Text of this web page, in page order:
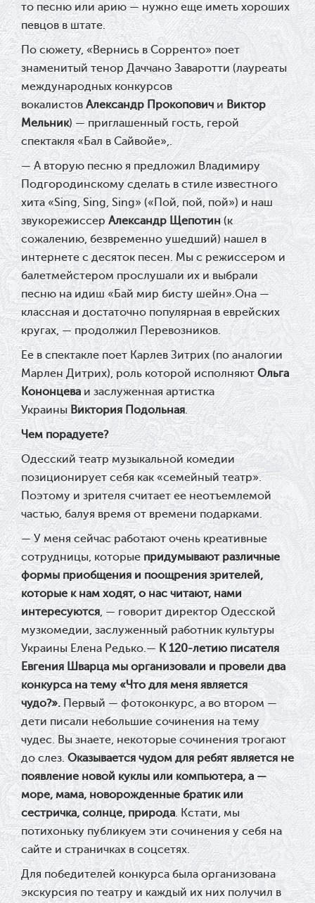
то песню или арию — нужно еще иметь хороших
певцов в штате.
По сюжету, «Вернись в Сорренто» поет
знаменитый тенор Даччано Заваротти (лауреаты
международных конкурсов
вокалистовАлександр Прокопович и Виктор
Мельник) — приглашенный гость, герой
спектакля «Бал в Сайвойе»,.
— А вторую песню я предложил Владимиру
Подгородинскому сделать в стиле известного
хита «Sing, Sing, Sing» («Пой, пой, пой») и наш
звукорежиссер Александр Щепотин(к
сожалению, безвременно ушедший) нашел в
интернете с десяток песен. Мы с режиссером и
балетмейстером прослушали их и выбрали
песню на идиш «Бай мир бисту шейн».Она —
классная и достаточно популярная в еврейских
кругах, — продолжил Перевозников.
Ее в спектакле поет Карлев Зитрих (по аналогии
Марлен Дитрих), роль которой исполняют Ольга
Кононцеваи заслуженная артистка
УкраиныВиктория Подольная.
Чем порадуете?
Одесский театр музыкальной комедии
позиционирует себя как «семейный театр».
Поэтому и зрителя считает ее неотъемлемой
частью, балуя время от времени подарками.
— У меня сейчас работают очень креативные
сотрудницы, которые придумывают различные
формы приобщения и поощрения зрителей,
которые к нам ходят, о нас читают, нами
интересуются, — говорит директор Одесской
музкомедии, заслуженный работник культуры
Украины Елена Редько.— К 120-летию писателя
Евгения Шварца мы организовали и провели два
конкурса на тему «Что для меня является
чудо?».Первый — фотоконкурс, а во втором —
дети писали небольшие сочинения на тему
чудес. Вы знаете, некоторые сочинения трогают
до слез.Оказывается чудом для ребят является не
появление новой куклы или компьютера, а —
море, мама, новорожденные братик или
сестричка, солнце, природа. Кстати, мы
потихоньку публикуем эти сочинения у себя на
сайте и страничках в соцсетях.
Для победителей конкурса была организована
экскурсия по театру и каждый их них получил в